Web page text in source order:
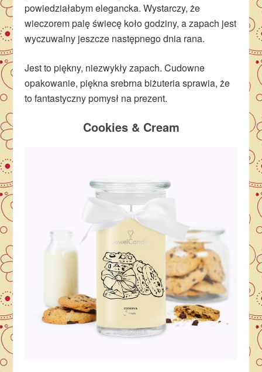
powiedziałabym elegancka. Wystarczy, że
wieczorem palę świecę koło godziny, a zapach jest
wyczuwalny jeszcze następnego dnia rana.
Jest to piękny, niezwykły zapach. Cudowne
opakowanie, piękna srebrna biżuteria sprawia, że
to fantastyczny pomysł na prezent.
Cookies & Cream